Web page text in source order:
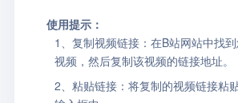
使用提示：
1、复制视频链接：在B站网站中找
视频，然后复制该视频的链接地址。
2、粘贴链接：将复制的视频链接粘